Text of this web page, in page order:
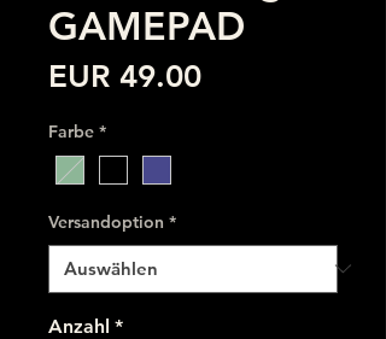
GAMEPAD
EUR 49.00Preis
Farbe *
Versandoption *
Anzahl *